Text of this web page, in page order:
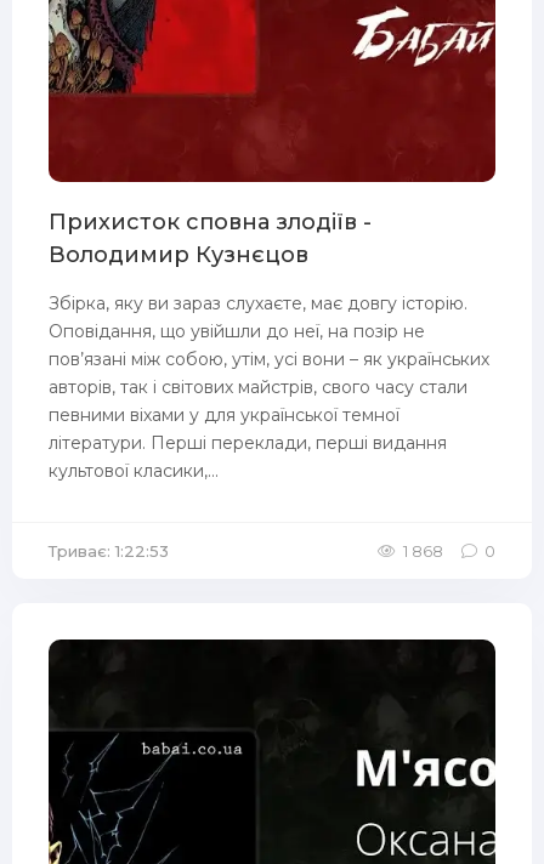
Прихисток сповна злодіїв -
Володимир Кузнєцов
Збірка, яку ви зараз слухаєте, має довгу історію.
Оповідання, що увійшли до неї, на позір не
пов’язані між собою, утім, усі вони – як українських
авторів, так і світових майстрів, свого часу стали
певними віхами у для української темної
літератури. Перші переклади, перші видання
культової класики,...
Триває: 1:22:53 1 868 0